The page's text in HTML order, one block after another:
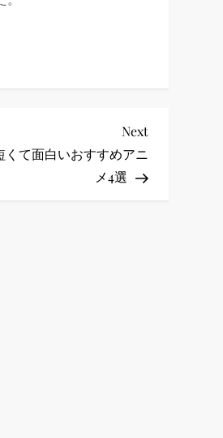
Next
Next
くて面白いおすすめアニ
メ4選